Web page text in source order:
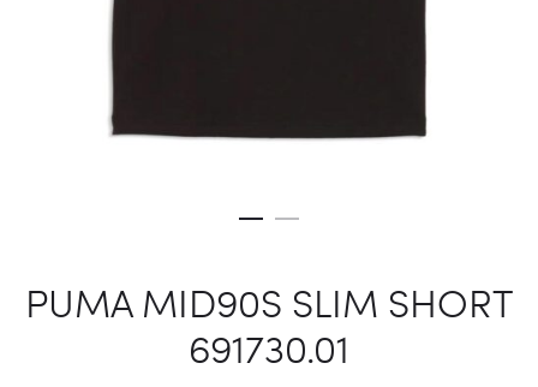
PUMA MID90S SLIM SHORT
691730.01